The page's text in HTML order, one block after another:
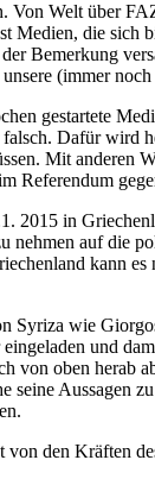
Von Welt über
Medien, die sich
Bemerkung
unsere (immer
gestartete
falsch. Dafür wird
Mit anderen
Referendum
2015 in
nehmen auf die
kann
Syriza wie
und
von oben herab
seine
den Kräften